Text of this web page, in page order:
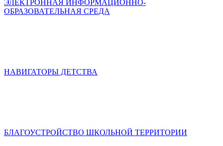
ЭЛЕКТРОННАЯ ИНФОРМАЦИОННО-
ОБРАЗОВАТЕЛЬНАЯ СРЕДА
НАВИГАТОРЫ ДЕТСТВА
БЛАГОУСТРОЙСТВО ШКОЛЬНОЙ ТЕРРИТОРИИ